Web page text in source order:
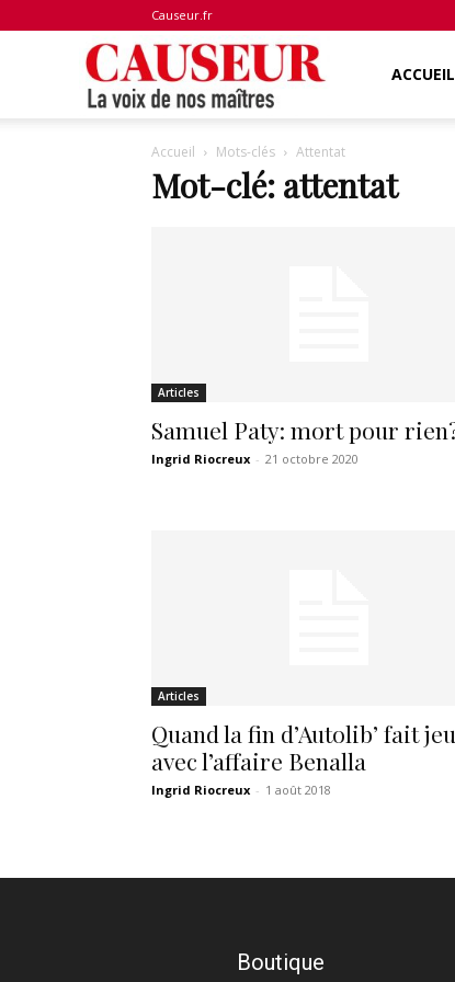
Causeur.fr
voix
maîtres
ACCUEIL
Accueil Mots-clés Attentat
Mot-clé: attentat
Articles
Samuel Paty: mort pour
Ingrid Riocreux - 21 octobre 2020
Articles
Quand la fin d’Autolib’ fait
avec l’affaire Benalla
Ingrid Riocreux - 1 août 2018
Boutique